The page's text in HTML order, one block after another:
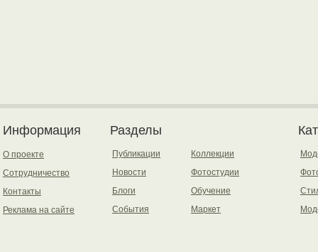
Информация
О проекте
Сотрудничество
Контакты
Реклама на сайте
Разделы
Публикации
Новости
Блоги
События
Коллекции
Фотостудии
Обучение
Маркет